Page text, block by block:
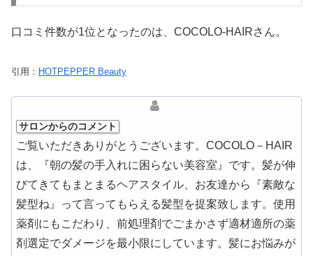
口コミ件数が1位となったのは、COCOLO-HAIRさん。
引用： HOTPEPPER Beauty
サロンからのコメント
ご覧いただきありがとうございます。COCOLO－HAIR
は、『朝の髪の手入れに困らない美容室』です。髪が伸
びてきてもまとまるヘアスタイル、お友達から『素敵な
髪型ね』って言ってもらえる髪型を提案致します。使用
薬剤にもこだわり、前処理剤でごまかさず適材適所の薬
剤選定でダメージを最小限にしています。髪にお悩みが